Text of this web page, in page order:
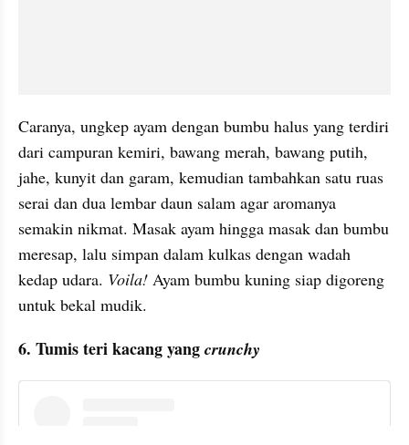
Caranya, ungkep ayam dengan bumbu halus yang terdiri
dari campuran kemiri, bawang merah, bawang putih,
jahe, kunyit dan garam, kemudian tambahkan satu ruas
serai dan dua lembar daun salam agar aromanya
semakin nikmat. Masak ayam hingga masak dan bumbu
meresap, lalu simpan dalam kulkas dengan wadah
kedap udara. Voila! Ayam bumbu kuning siap digoreng
untuk bekal mudik.
6. Tumis teri kacang yang crunchy